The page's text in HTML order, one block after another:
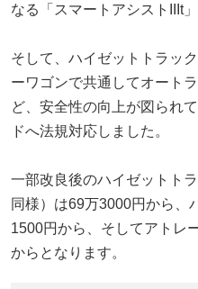
なる「スマートアシストIIIt
そして、ハイゼットトラッ
ーワゴンで共通してオート
ど、安全性の向上が図られ
ドへ法規対応しました。
一部改良後のハイゼットト
同様）は69万3000円から、
1500円から、そしてアトレ
からとなります。